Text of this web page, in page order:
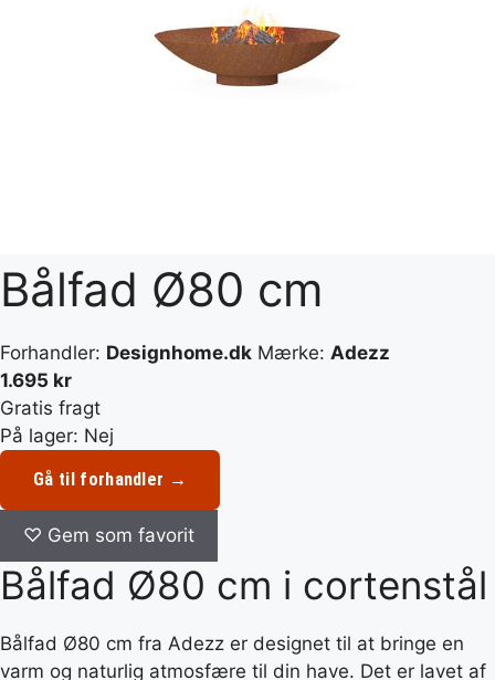
Bålfad Ø80 cm
Forhandler: Designhome.dk Mærke: Adezz
1.695 kr
Gratis fragt
På lager: Nej
Gå til forhandler →
♡ Gem som favorit
Bålfad Ø80 cm i cortenstål
Bålfad Ø80 cm fra Adezz er designet til at bringe en
varm og naturlig atmosfære til din have. Det er lavet af